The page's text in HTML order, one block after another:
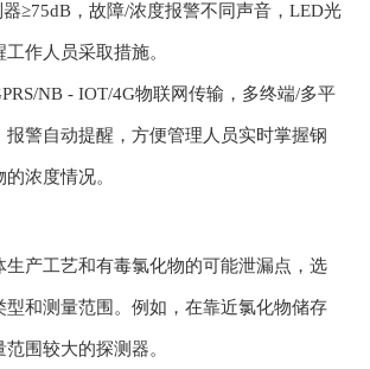
器≥75dB，故障/浓度报警不同声音，LED光
作人员采取措施。
NB - IOT/4G物联网传输，多终端/多平
报警自动提醒，方便管理人员实时掌握钢
浓度情况。
生产工艺和有毒氯化物的可能泄漏点，选
型和测量范围。例如，在靠近氯化物储存
围较大的探测器。